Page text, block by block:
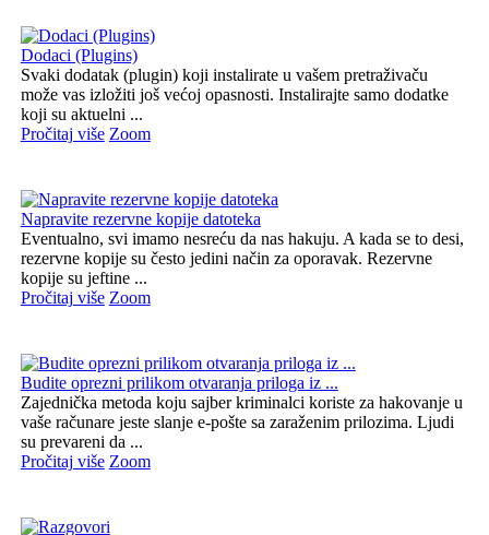
Dodaci (Plugins)
Svaki dodatak (plugin) koji instalirate u vašem pretraživaču
može vas izložiti još većoj opasnosti. Instalirajte samo dodatke
koji su aktuelni ...
Pročitaj više Zoom
Napravite rezervne kopije datoteka
Eventualno, svi imamo nesreću da nas hakuju. A kada se to desi,
rezervne kopije su često jedini način za oporavak. Rezervne
kopije su jeftine ...
Pročitaj više Zoom
Budite oprezni prilikom otvaranja priloga iz ...
Zajednička metoda koju sajber kriminalci koriste za hakovanje u
vaše računare jeste slanje e-pošte sa zaraženim prilozima. Ljudi
su prevareni da ...
Pročitaj više Zoom